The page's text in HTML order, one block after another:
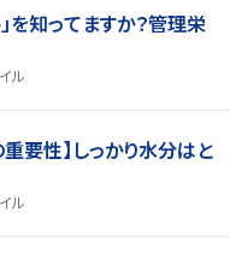
を知ってますか？管理栄
ル
要性】しっかり水分はと
ル